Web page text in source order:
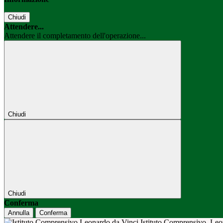
Chiudi
Attendere...
Attendere il completamento dell'operazione...
Chiudi
Chiudi
Conferma
Annulla Conferma